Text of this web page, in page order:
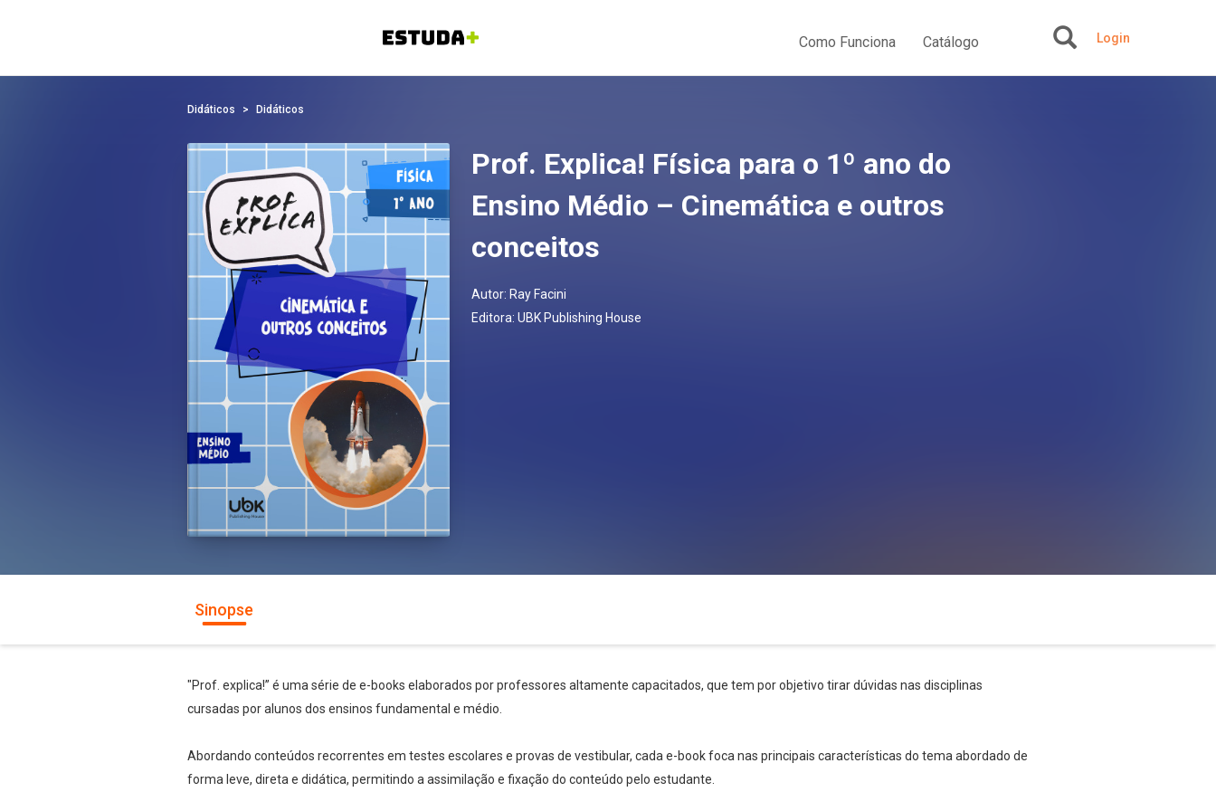
Como Funciona Catálogo Login
Didáticos Didáticos
Prof. Explica! Física para o 1º ano do
Ensino Médio – Cinemática e outros
conceitos
Autor: Ray Facini
Editora: UBK Publishing House
Sinopse
"Prof. explica!” é uma série de e-books elaborados por professores altamente capacitados, que tem por objetivo tirar dúvidas nas disciplinas
cursadas por alunos dos ensinos fundamental e médio.
Abordando conteúdos recorrentes em testes escolares e provas de vestibular, cada e-book foca nas principais características do tema abordado de
forma leve, direta e didática, permitindo a assimilação e fixação do conteúdo pelo estudante.